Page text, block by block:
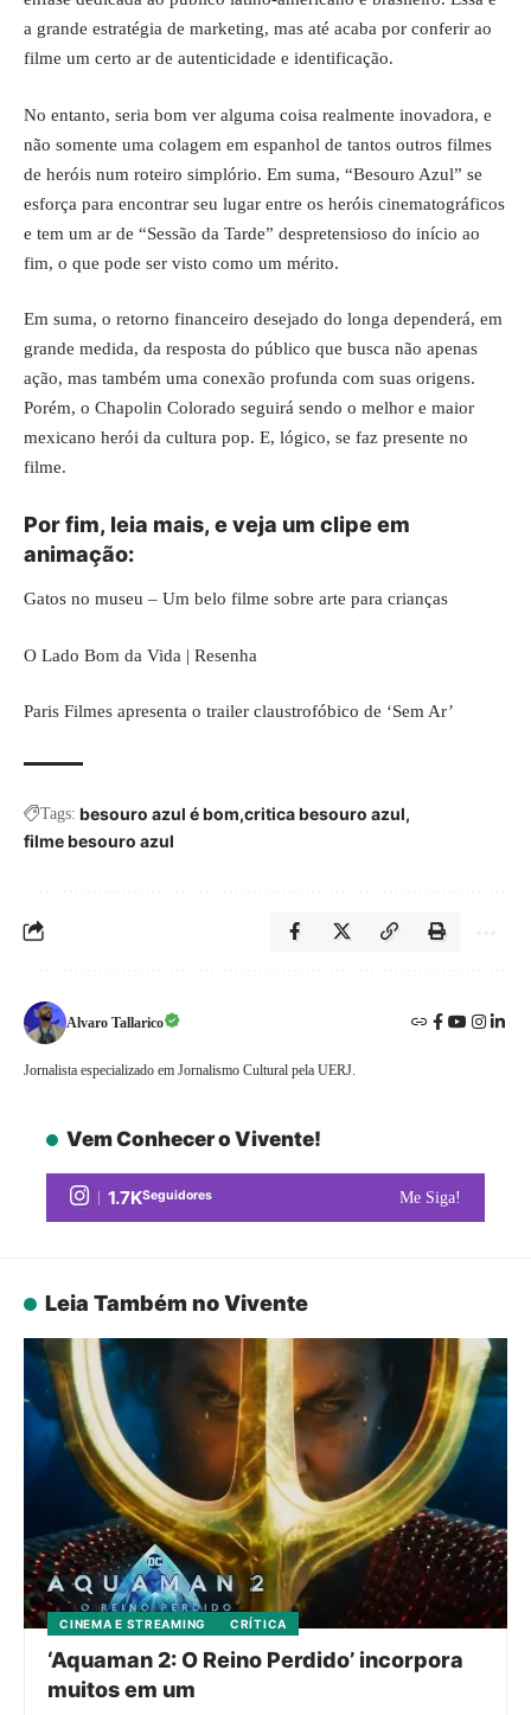
a grande estratégia de marketing, mas até acaba por conferir ao
filme um certo ar de autenticidade e identificação.
No entanto, seria bom ver alguma coisa realmente inovadora, e
não somente uma colagem em espanhol de tantos outros filmes
de heróis num roteiro simplório. Em suma, “Besouro Azul” se
esforça para encontrar seu lugar entre os heróis cinematográficos
e tem um ar de “Sessão da Tarde” despretensioso do início ao
fim, o que pode ser visto como um mérito.
Em suma, o retorno financeiro desejado do longa dependerá, em
grande medida, da resposta do público que busca não apenas
ação, mas também uma conexão profunda com suas origens.
Porém, o Chapolin Colorado seguirá sendo o melhor e maior
mexicano herói da cultura pop. E, lógico, se faz presente no
filme.
Por fim, leia mais, e veja um clipe em
animação:
Gatos no museu – Um belo filme sobre arte para crianças
O Lado Bom da Vida | Resenha
Paris Filmes apresenta o trailer claustrofóbico de ‘Sem Ar’
Tags: besouro azul é bom critica besouro azul
filme besouro azul
Alvaro Tallarico
Jornalista especializado em Jornalismo Cultural pela UERJ.
Vem Conhecer o Vivente!
1.7KSeguidores Me Siga!
Leia Também no Vivente
CINEMA E STREAMING CRÍTICA
‘Aquaman 2: O Reino Perdido’ incorpora
muitos em um